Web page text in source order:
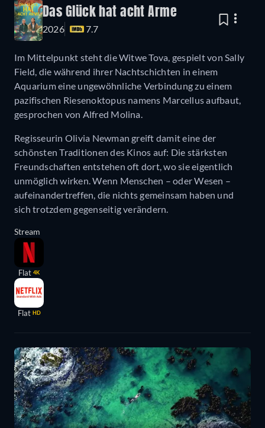
Das Glück hat acht Arme
2026 7.7
Im Mittelpunkt steht die Witwe Tova, gespielt von Sally
Field, die während ihrer Nachtschichten in einem
Aquarium eine ungewöhnliche Verbindung zu einem
pazifischen Riesenoktopus namens Marcellus aufbaut,
gesprochen von Alfred Molina.
Regisseurin Olivia Newman greift damit eine der
schönsten Traditionen des Kinos auf: Die stärksten
Freundschaften entstehen oft dort, wo sie eigentlich
unmöglich wirken. Wenn Menschen – oder Wesen –
aufeinandertreffen, die nichts gemeinsam haben und
sich trotzdem gegenseitig verändern.
Stream
Flat 4K
Flat HD